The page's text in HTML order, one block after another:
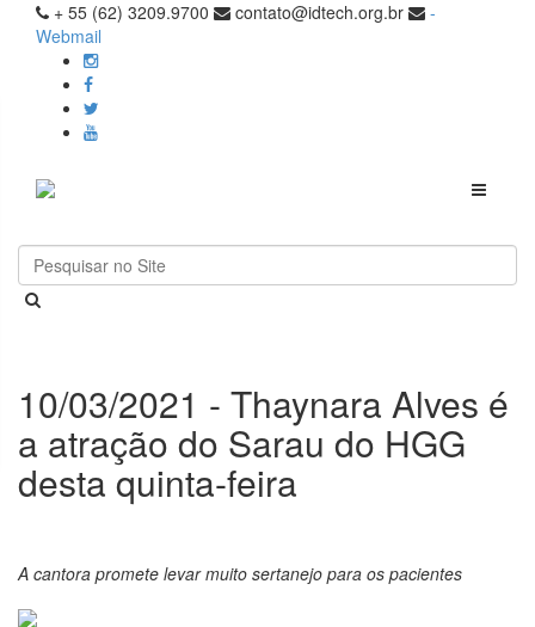
+ 55 (62) 3209.9700 contato@idtech.org.br
-
Webmail
Toggle
10/03/2021 - Thaynara Alves é
a atração do Sarau do HGG
desta quinta-feira
A cantora promete levar muito sertanejo para os pacientes